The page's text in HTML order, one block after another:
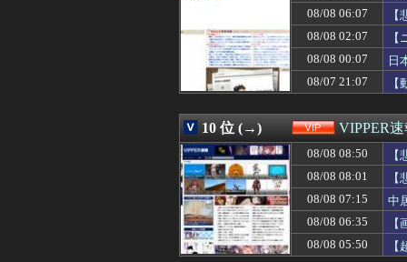
【戦慄】山で洒
美味しい洋食屋
08/08 08:18
夫に初めてオム
08/08 08:18
【悲報】
08/08 08:18
私の気遣いに対
08/08 08:18
はじめてのおつ
08/08 08:16
ショートスリー
08/08 08:16
METALVERSEが
08/08 08:16
【悲報】プーチ
08/08 08:15
嫁実家で自分に
08/08 08:15
【悲報】最下位
08/08 08:15
会社辞めるつも
08/08 08:14
国立でのJリー
08/08 08:13
【悲報】ゲオの
08/08 08:13
【悲報】ワイ、
08/08 06:07
08/08 02:07
08/08 00:07
日
08/07 21:07
10 位 (→) VIPPER
08/08 08:50
08/08 08:01
08/08 07:15
中
08/08 06:35
08/08 05:50